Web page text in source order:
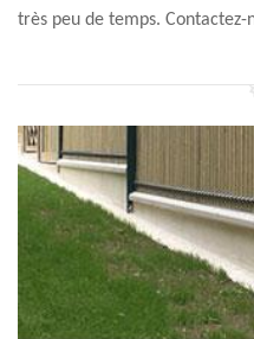
très peu de temps. Contactez-